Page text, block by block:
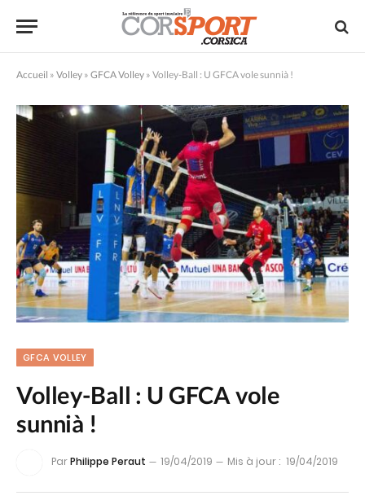
Accueil » Volley » GFCA Volley » Volley-Ball : U GFCA vole sunnià !
GFCA VOLLEY
Volley-Ball : U GFCA vole
sunnià !
ParPhilippe Peraut 19/04/2019 Mis à jour : 19/04/2019